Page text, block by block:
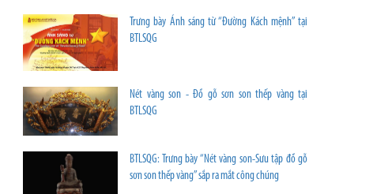
Trưng bày Ánh sáng từ “Đường Kách mệnh” tại
BTLSQG
Nét vàng son - Đồ gỗ sơn son thếp vàng tại
BTLSQG
BTLSQG: Trưng bày “Nét vàng son-Sưu tập đồ gỗ
sơn son thếp vàng” sắp ra mắt công chúng